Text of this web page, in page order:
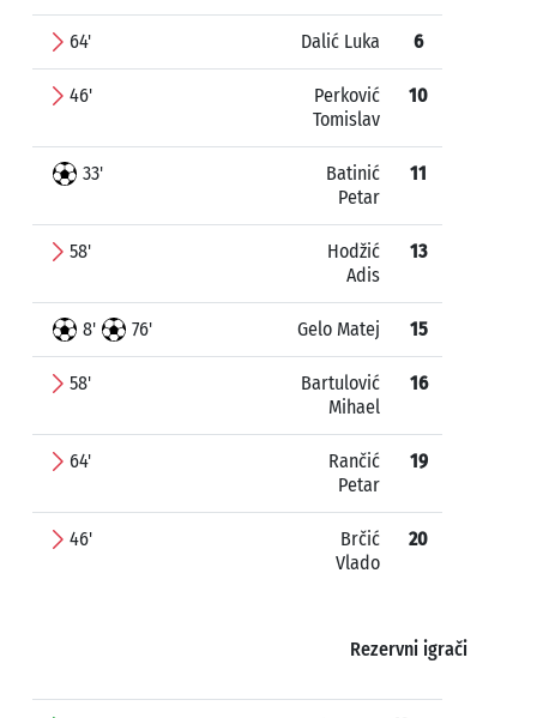
64' Dalić Luka 6
46'
Perković
Tomislav
10
33'
Batinić
Petar
11
58'
Hodžić
Adis
13
8' 76' Gelo Matej 15
58'
Bartulović
Mihael
16
64'
Rančić
Petar
19
46'
Brčić
Vlado
20
Rezervni igrači